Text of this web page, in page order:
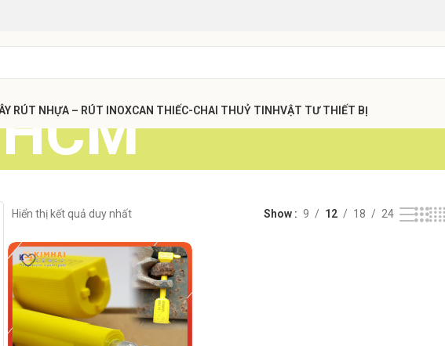
RÚT NHỰA – RÚT INOXCAN THIẾC-CHAI THUỶ TINHVẬT TƯ THIẾT BỊ
Hiển thị kết quả duy nhất Show 9 12 18 24